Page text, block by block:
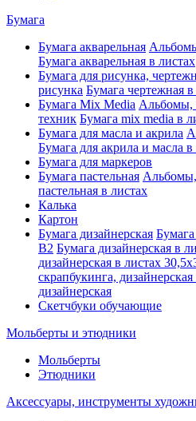
Бумага
Бумага акварельная
Бумага акварельная в листах
Бумага для рисунка,
рисунка Бумага чертежная в
Бумага Mix Media Альбомы,
техник Бумага mix media в
Бумага для масла и акрила
Бумага для акрила и масла в
Бумага для маркеров
Бумага пастельная Альбомы,
пастельная в листах
Калька
Картон
Бумага дизайнерская
В2 Бумага дизайнерская в
дизайнерская в листах
скрапбукинга,
дизайнерская
Скетчбуки обучающие
Мольберты и этюдники
Мольберты
Этюдники
Аксессуары, инструменты